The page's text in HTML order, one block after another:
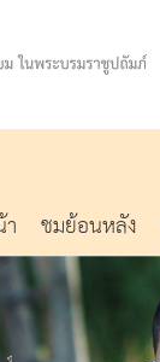
ชมย้อนหลัง